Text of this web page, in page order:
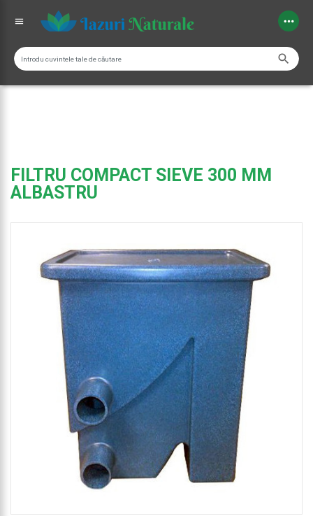
menu more_horiz
search
FILTRU COMPACT SIEVE 300 ΜM
ALBASTRU